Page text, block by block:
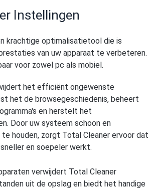
Instellingen
krachtige optimalisatietool die is
van uw apparaat te verbeteren.
voor zowel pc als mobiel.
het efficiënt ongewenste
het de browsegeschiedenis, beheert
en herstelt het
Door uw systeem schoon en
houden, zorgt Total Cleaner ervoor dat
en soepeler werkt.
verwijdert Total Cleaner
uit de opslag en biedt het handige